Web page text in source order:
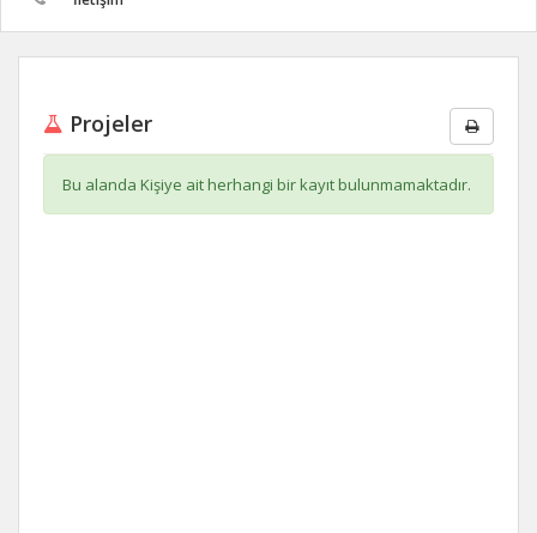
Projeler
Bu alanda Kişiye ait herhangi bir kayıt bulunmamaktadır.